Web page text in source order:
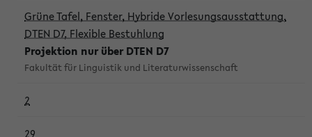
Grüne Tafel, Fenster, Hybride Vorlesungsausstattung,
DTEN D7, Flexible Bestuhlung
Projektion nur über DTEN D7
Fakultät für Linguistik und Literaturwissenschaft
2
29